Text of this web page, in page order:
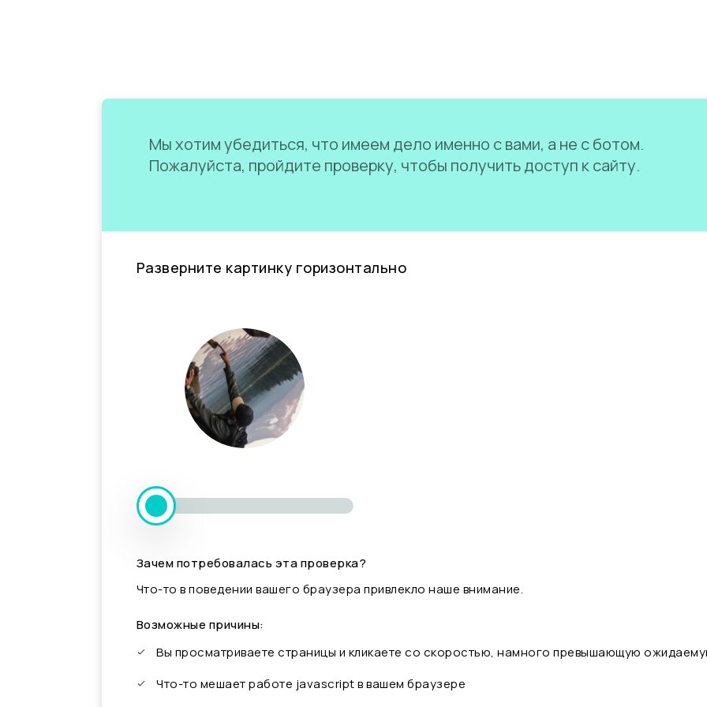
Мы хотим убедиться, что имеем дело именно с вами, а не с ботом.
Пожалуйста, пройдите проверку, чтобы получить доступ к сайту.
Разверните картинку горизонтально
Зачем потребовалась эта проверка?
Что-то в поведении вашего браузера привлекло наше внимание.
Возможные причины:
Вы просматриваете страницы и кликаете со скоростью, намного превышающую
Что-то мешает работе javascript в вашем браузере